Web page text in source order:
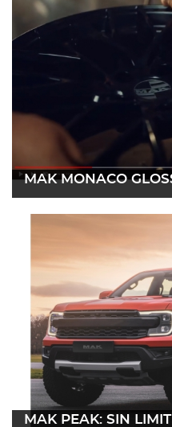
MAK MONACO
14 junio 2022
MAK PEAK: SIN